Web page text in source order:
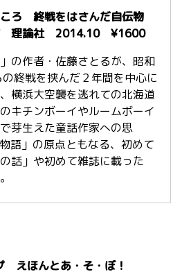
ころ 終戦をはさんだ自伝物
理論社 2014.10 ¥1600
の作者・佐藤さとるが、昭和
終戦を挟んだ２年間を中心に
横浜大空襲を逃れての北海道
キチンボーイやルームボーイ
芽生えた童話作家への思
語」の原点ともなる、初めて
話」や初めて雑誌に載った
えほんとあ・そ・ぼ！